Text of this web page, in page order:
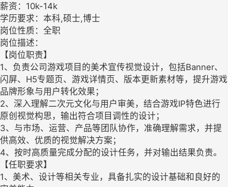
薪资：10k-14k
学历要求：本科,硕士,博士
岗位性质：全职
岗位描述：
【岗位职责】
1、负责公司游戏项目的美术宣传视觉设计，包括Banner、
闪屏、H5专题页、游戏详情页、版本更新素材等，提升游戏
品牌形象与用户转化效果；
2、深入理解二次元文化与用户审美，结合游戏IP特色进行
原创视觉构思，输出符合项目调性的设计；
3、与市场、运营、产品等团队协作，准确理解需求，并提
供高效、优质的视觉解决方案；
4、按时高质量完成分配的设计任务，并对输出结果负责。
【任职要求】
1、美术、设计等相关专业，具备扎实的设计基础和良好的